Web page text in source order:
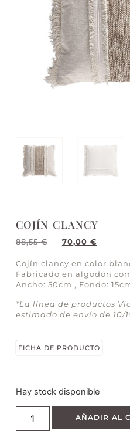
COJÍN CLANCY
88,55€ 70,00 €
Cojín clancy en color
Fabricado en algodón
Ancho: 50cm , Fondo:
*La línea de productos
estimado de envío de 10/
FICHA DE PRODUCTO
Hay stock disponible
AÑADIR AL